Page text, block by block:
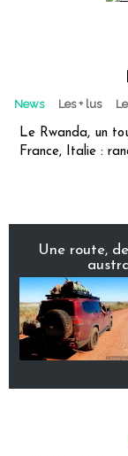
News Les + lus
Le Rwanda, un
France, Italie :
Une route,